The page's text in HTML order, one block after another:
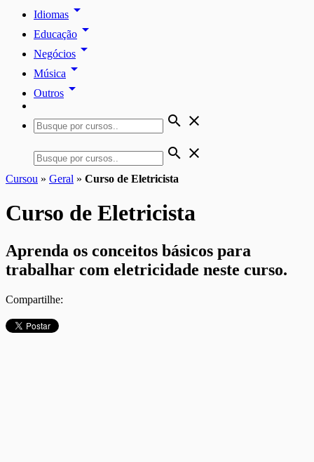
Idiomas arrow_drop_down
Educação arrow_drop_down
Negócios arrow_drop_down
Música arrow_drop_down
Outros arrow_drop_down
search close
search close
Cursou » Geral » Curso de Eletricista
Curso de Eletricista
Aprenda os conceitos básicos para
trabalhar com eletricidade neste curso.
Compartilhe: